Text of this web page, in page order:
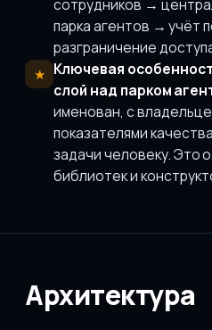
сотрудников →
парка агентов → учёт
разграничение
★ Ключевая
слой над парком
именован, с
показателями
задачи человеку. Это
библиотек и
Архитектура